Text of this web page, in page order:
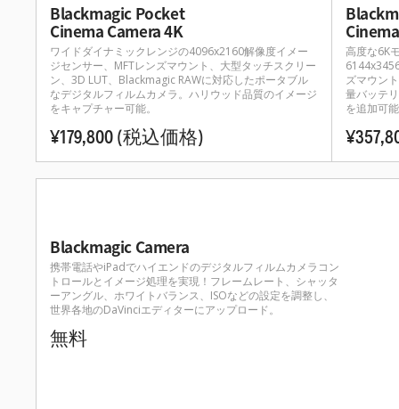
Blackmagic Pocket
Cinema Camera 4K
ワイドダイナミックレンジの4096x2160解像度イメー
ジセンサー、MFTレンズマウント、大型タッチスクリー
ン、3D LUT、Blackmagic RAWに対応したポータブル
なデジタルフィルムカメラ。ハリウッド品質のイメージ
をキャプチャー可能。
¥179,800(税込価格)
高度な6K
ズマウン
量バッテ
を追加可
Blackmagic Camera
携帯電話やiPadでハイエンドのデジタルフィルムカメラコン
トロールとイメージ処理を実現！フレームレート、シャッタ
ーアングル、ホワイトバランス、ISOなどの設定を調整し、
世界各地のDaVinciエディターにアップロード。
無料